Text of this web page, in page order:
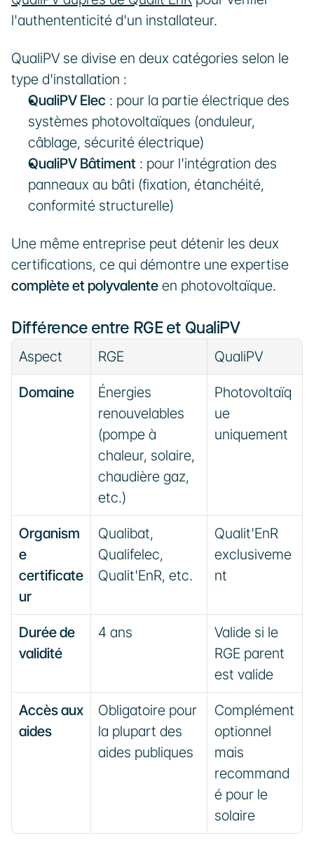
l'authententicité d'un installateur.
QualiPV se divise en deux catégories selon le
type d'installation :
QualiPV Elec : pour la partie électrique des
systèmes photovoltaïques (onduleur,
câblage, sécurité électrique)
QualiPV Bâtiment : pour l'intégration des
panneaux au bâti (fixation, étanchéité,
conformité structurelle)
Une même entreprise peut détenir les deux
complète et polyvalente en photovoltaïque.
Différence entre RGE et QualiPV
Aspect RGE QualiPV
Domaine
Énergies
renouvelables
(pompe à
chaleur, solaire,
chaudière gaz,
etc.)
Photovoltaïq
ue
uniquement
Organism
e
certificate
ur
Qualibat,
Qualifelec,
Qualit'EnR, etc.
Qualit'EnR
exclusiveme
nt
Durée de
validité
4 ans
Valide si le
RGE parent
est valide
Accès aux
aides
Obligatoire pour
la plupart des
aides publiques
Complément
optionnel
mais
recommand
é pour le
solaire